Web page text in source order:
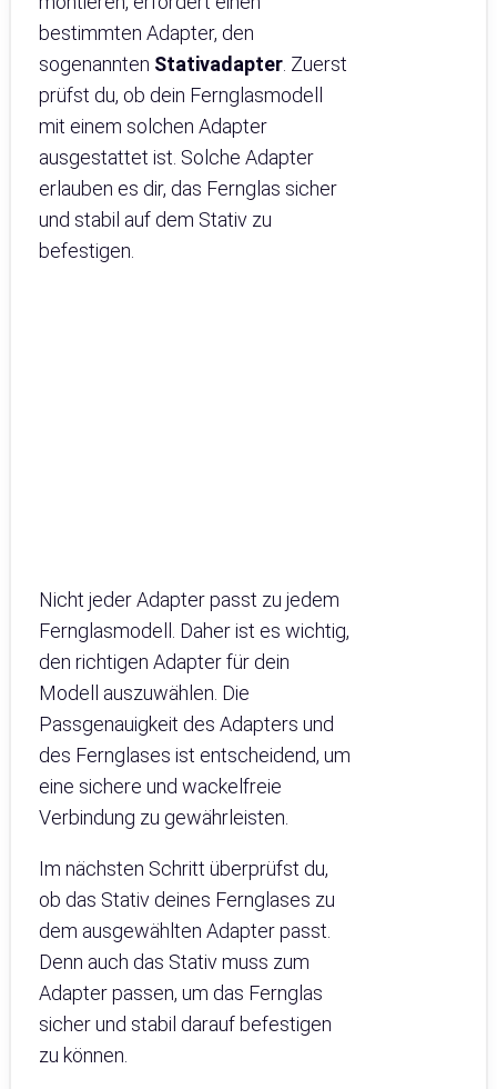
bestimmten Adapter, den
sogenannten Stativadapter . Zuerst
prüfst du, ob dein Fernglasmodell
mit einem solchen Adapter
ausgestattet ist. Solche Adapter
erlauben es dir, das Fernglas sicher
und stabil auf dem Stativ zu
befestigen.
Nicht jeder Adapter passt zu jedem
Fernglasmodell. Daher ist es wichtig,
den richtigen Adapter für dein
Modell auszuwählen. Die
Passgenauigkeit des Adapters und
des Fernglases ist entscheidend, um
eine sichere und wackelfreie
Verbindung zu gewährleisten.
Im nächsten Schritt überprüfst du,
ob das Stativ deines Fernglases zu
dem ausgewählten Adapter passt.
Denn auch das Stativ muss zum
Adapter passen, um das Fernglas
sicher und stabil darauf befestigen
zu können.